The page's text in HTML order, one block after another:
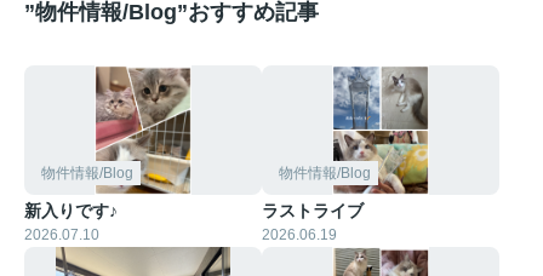
”物件情報/Blog”おすすめ記事
物件情報/Blog
新入りです♪
2026.07.10
物件情報/Blog
ラストライブ
2026.06.19